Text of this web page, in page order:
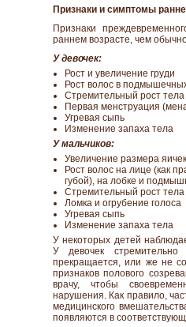
Признаки и симптомы
Признаки
раннем возрасте, чем
У девочек:
Рост и увеличение груди
Рост волос в
Стремительный рост тела
Первая менструация
Угревая сыпь
Изменение запаха тела
У мальчиков:
Увеличение размера яичек
Рост волос на лице (как
губой), на лобке и
Стремительный рост тела
Ломка и огрубение голоса
Угревая сыпь
Изменение запаха тела
У некоторых детей
У девочек стремительно
прекращается, или же не
признаков полового
врачу, чтобы
нарушения. Как правило,
медицинского
появляются в